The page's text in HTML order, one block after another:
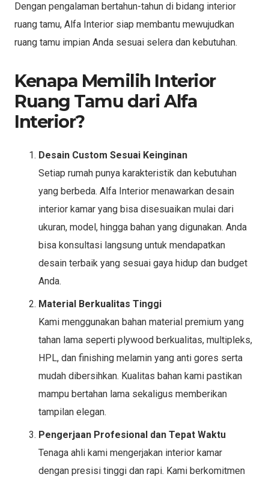
Dengan pengalaman bertahun-tahun di bidang interior
ruang tamu, Alfa Interior siap membantu mewujudkan
ruang tamu impian Anda sesuai selera dan kebutuhan.
Kenapa Memilih Interior
Ruang Tamu dari Alfa
Interior?
Desain Custom Sesuai Keinginan
Setiap rumah punya karakteristik dan kebutuhan
yang berbeda. Alfa Interior menawarkan desain
interior kamar yang bisa disesuaikan mulai dari
ukuran, model, hingga bahan yang digunakan. Anda
bisa konsultasi langsung untuk mendapatkan
desain terbaik yang sesuai gaya hidup dan budget
Anda.
Material Berkualitas Tinggi
Kami menggunakan bahan material premium yang
tahan lama seperti plywood berkualitas, multipleks,
HPL, dan finishing melamin yang anti gores serta
mudah dibersihkan. Kualitas bahan kami pastikan
mampu bertahan lama sekaligus memberikan
tampilan elegan.
Pengerjaan Profesional dan Tepat Waktu
Tenaga ahli kami mengerjakan interior kamar
dengan presisi tinggi dan rapi. Kami berkomitmen